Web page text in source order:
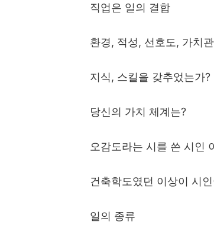
직업은 일의 결합
환경, 적성, 선호도 , 가치관
지식, 스킬을 갖추었는가?
당신의 가치 체계는?
오감도라는 시를 쓴 시인
건축학도였던 이상이 시
일의 종류